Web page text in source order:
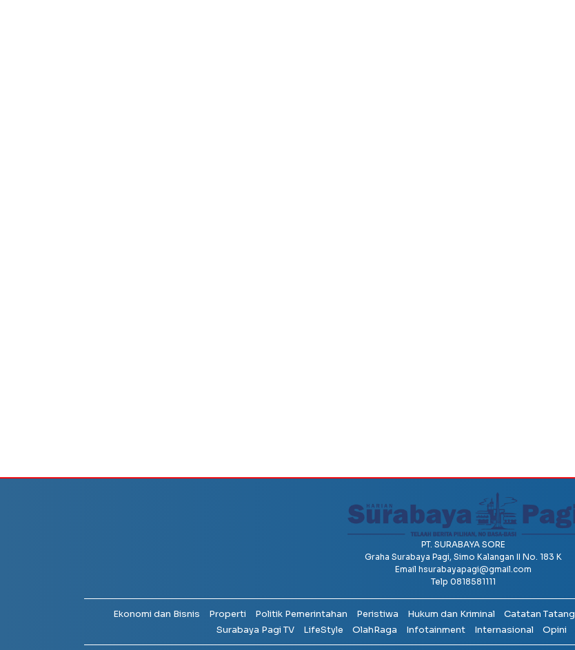
PT. SURABAYA SORE
Graha Surabaya Pagi, Simo Kalangan II No. 183 K
Email hsurabayapagi@gmail.com
Telp 0818581111
Ekonomi dan Bisnis Properti Politik Pemerintahan Peristiwa Hukum dan Kriminal Catatan Tatang
Surabaya Pagi TV
LifeStyle OlahRaga Infotainment Internasional Opini